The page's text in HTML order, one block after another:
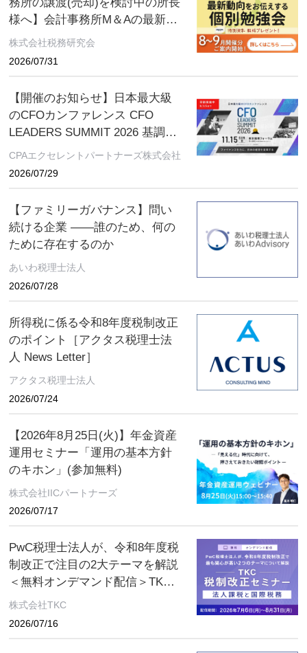
様へ】会計事務所M＆Aの最新動
向をお伝えする無料個別勉強会
株式会社税務研究会
2026/07/31
【開催のお知らせ】日本最大級
のCFOカンファレンス CFO
LEADERS SUMMIT 2026 基調講
演にソフトバンクグループCFO
CPAエクセレントパートナーズ株式会社
2026/07/29
【ファミリーガバナンス】問い
続ける企業 ――誰のため、何の
ために存在するのか
あいわ税理士法人
2026/07/28
所得税に係る令和8年度税制改正
のポイント［アクタス税理士法
人 News Letter］
アクタス税理士法人
2026/07/24
【2026年8月25日(火)】年金資産
運用セミナー「運用の基本方針
のキホン」(参加無料)
株式会社IICパートナーズ
2026/07/17
PwC税理士法人が、令和8年度税
制改正で注目の2大テーマを解説
＜無料オンデマンド配信＞TKC
税制改正セミナー 2026年8月31
株式会社TKC
2026/07/16